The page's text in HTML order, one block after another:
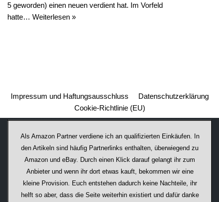
5 geworden) einen neuen verdient hat. Im Vorfeld
hatte… Weiterlesen »
Impressum und Haftungsausschluss
Datenschutzerklärung
Cookie-Richtlinie (EU)
Als Amazon Partner verdiene ich an qualifizierten Einkäufen. In
den Artikeln sind häufig Partnerlinks enthalten, überwiegend zu
Amazon und eBay. Durch einen Klick darauf ge­lan­gt ihr zum
Anbieter und wenn ihr dort etwas kauft, bekommen wir ei­ne
kleine Provision. Euch entstehen dadurch keine Nachteile, ihr
helft so aber, dass die Seite weiterhin existiert und dafür danke